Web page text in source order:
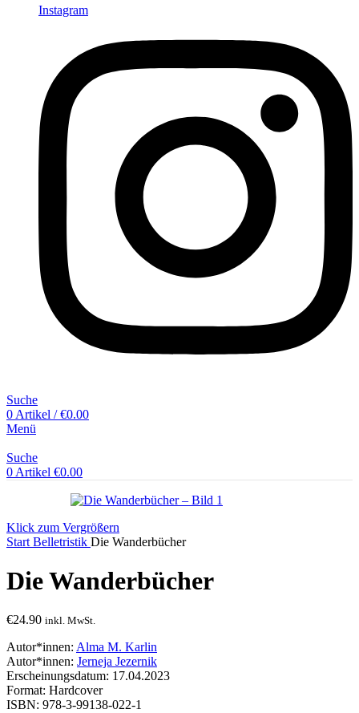
Instagram
Suche
0 Artikel / €0.00
Menü
Suche
0 Artikel €0.00
Klick zum Vergrößern
Start Belletristik Die Wanderbücher
Die Wanderbücher
€24.90 inkl. MwSt.
Autor*innen: Alma M. Karlin
Autor*innen: Jerneja Jezernik
Erscheinungsdatum: 17.04.2023
Format: Hardcover
ISBN: 978-3-99138-022-1